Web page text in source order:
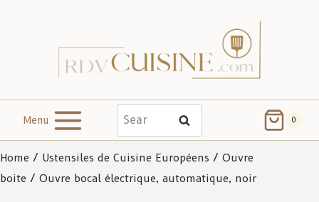
Menu Search 0
Home / Ustensiles de Cuisine Européens / Ouvre
boite / Ouvre bocal électrique, automatique, noir